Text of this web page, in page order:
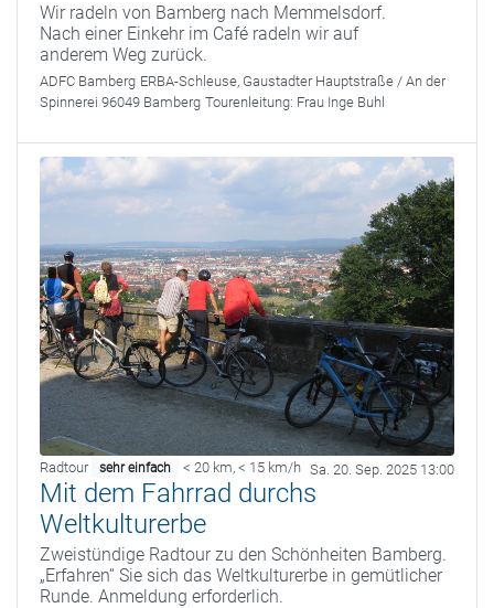
Wir radeln von Bamberg nach Memmelsdorf.
Nach einer Einkehr im Café radeln wir auf
anderem Weg zurück.
ADFC Bamberg ERBA-Schleuse, Gaustadter Hauptstraße / An der
Spinnerei 96049 Bamberg Tourenleitung: Frau Inge Buhl
Radtour sehr einfach < 20 km, < 15 km/h Sa. 20. Sep. 2025 13:00
Mit dem Fahrrad durchs
Weltkulturerbe
Zweistündige Radtour zu den Schönheiten Bamberg.
„Erfahren“ Sie sich das Weltkulturerbe in gemütlicher
Runde. Anmeldung erforderlich.